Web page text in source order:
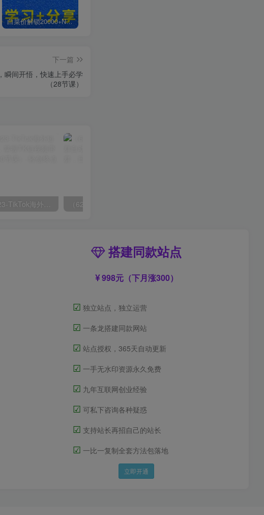
白菜价解锁20000+N个赚钱机会，加入轻创终点站会员，全站资源免费学习。
下一篇
瞬间开悟，快速上手必学
（28节课）
（6890期）2023-TikTok海外短视频带货特训营，掌握TK短视频带货变现全流程（60节课）
搭建同款站点
998元（下月涨300）
☑ 独立站点，独立运营
☑ 一条龙搭建同款网站
☑ 站点授权，365天自动更新
☑ 一手无水印资源永久免费
☑ 九年互联网创业经验
☑ 可私下咨询各种疑惑
☑ 支持站长再招自己的站长
☑ 一比一复制全套方法包落地
立即开通